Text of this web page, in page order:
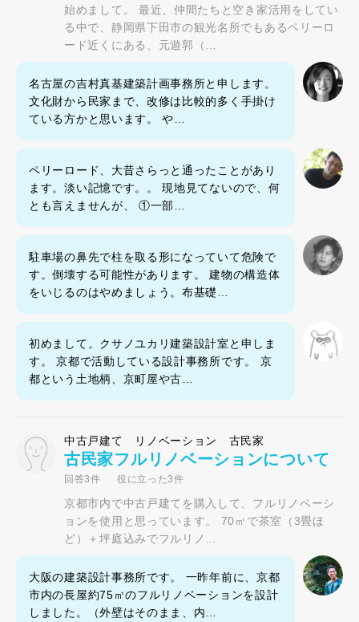
始めまして。 最近、仲間たちと空き家活用をしてい
る中で、静岡県下田市の観光名所でもあるペリーロ
ード近くにある、元遊郭（…
名古屋の吉村真基建築計画事務所と申します。
文化財から民家まで、改修は比較的多く手掛け
ている方かと思います。 や…
ペリーロード、大昔さらっと通ったことがあり
ます。淡い記憶です。。 現地見てないので、何
とも言えませんが、 ①一部…
駐車場の鼻先で柱を取る形になっていて危険で
す。倒壊する可能性があります。 建物の構造体
をいじるのはやめましょう。布基礎…
初めまして。クサノユカリ建築設計室と申しま
す。 京都で活動している設計事務所です。 京
都という土地柄、京町屋や古…
中古戸建て リノベーション 古民家
古民家フルリノベーションについて
回答3件 役に立った3件
京都市内で中古戸建てを購入して、フルリノベーシ
ョンを使用と思っています。 70㎡で茶室（3畳ほ
ど）＋坪庭込みでフルリノ…
大阪の建築設計事務所です。 一昨年前に、京都
市内の長屋約75㎡のフルリノベーションを設計
しました。（外壁はそのまま、内…